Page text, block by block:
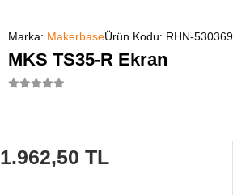
Marka: MakerbaseÜrün Kodu: RHN-530369
MKS TS35-R Ekran
1.962,50 TL